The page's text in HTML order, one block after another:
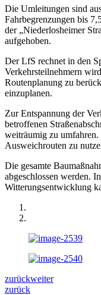
Die Umleitungen sind
Fahrbegrenzungen bis
der „Niederlosheimer
aufgehoben.
Der LfS rechnet in den
Verkehrsteilnehmern
Routenplanung zu
einzuplanen.
Zur Entspannung der
betroffenen
weiträumig zu
Ausweichrouten zu
Die gesamte
abgeschlossen werden.
Witterungsentwicklung
zurückweiter
zurück